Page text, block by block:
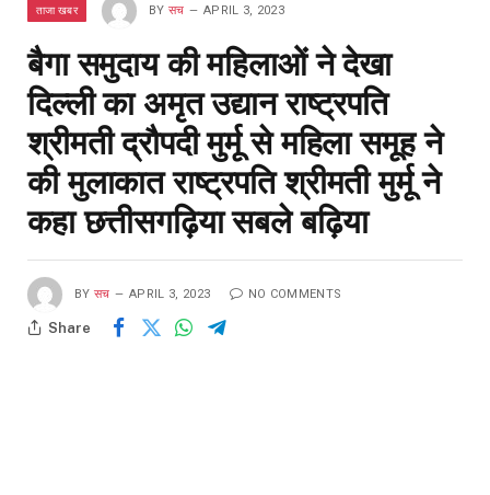
ताजा खबर BY सच APRIL 3, 2023
बैगा समुदाय की महिलाओं ने देखा
दिल्ली का अमृत उद्यान राष्ट्रपति
श्रीमती द्रौपदी मुर्मू से महिला समूह ने
की मुलाकात राष्ट्रपति श्रीमती मुर्मू ने
कहा छत्तीसगढ़िया सबले बढ़िया
BY सच APRIL 3, 2023 NO COMMENTS
Share